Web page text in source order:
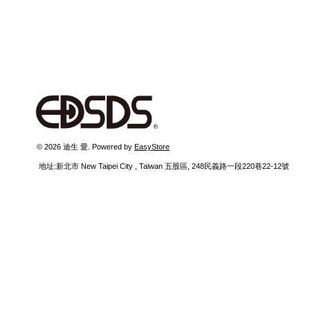
© 2026 迪生 愛. Powered by EasyStore
  地址:新北市 New Taipei City , Taiwan 五股區, 248民義路一段220巷22-12號